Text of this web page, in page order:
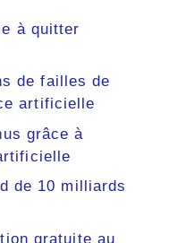
à quitter
de failles de
artificielle
grâce à
de 10 milliards
gratuite au